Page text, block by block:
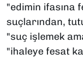
"edimin ifasına
suçlarından,
"suç işlemek
"ihaleye fesat